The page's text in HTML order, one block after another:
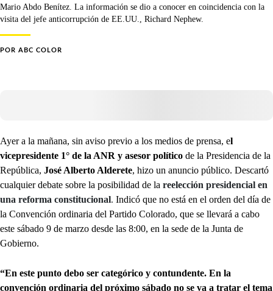
Mario Abdo Benítez. La información se dio a conocer en coincidencia con la
visita del jefe anticorrupción de EE.UU., Richard Nephew.
POR ABC COLOR
Ayer a la mañana, sin aviso previo a los medios de prensa, el
vicepresidente 1° de la ANR y asesor político de la Presidencia de la
República, José Alberto Alderete, hizo un anuncio público. Descartó
cualquier debate sobre la posibilidad de la reelección presidencial en
una reforma constitucional. Indicó que no está en el orden del día de
la Convención ordinaria del Partido Colorado, que se llevará a cabo
este sábado 9 de marzo desde las 8:00, en la sede de la Junta de
Gobierno.
“En este punto debo ser categórico y contundente. En la
convención ordinaria del próximo sábado no se va a tratar el tema